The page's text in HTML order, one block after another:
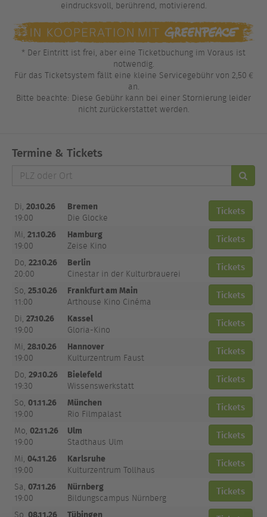
eindrucksvoll, berührend, motivierend.
* Der Eintritt ist frei, aber eine Ticketbuchung im Voraus ist
notwendig.
Für das Ticketsystem fällt eine kleine Servicegebühr von 2,50 €
an.
Bitte beachte: Diese Gebühr kann bei einer Stornierung leider
nicht zurückerstattet werden.
Termine & Tickets
PLZ
oder
Di,20.10.26
19:00
Bremen
Die Glocke
Tickets
Mi,21.10.26
19:00
Hamburg
Zeise Kino
Tickets
Do,22.10.26
20:00
Berlin
Cinestar in der Kulturbrauerei
Tickets
So,25.10.26
11:00
Frankfurt am Main
Arthouse Kino Cinéma
Tickets
Di,27.10.26
19:00
Kassel
Gloria-Kino
Tickets
Mi,28.10.26
19:00
Hannover
Kulturzentrum Faust
Tickets
Do,29.10.26
19:30
Bielefeld
Wissenswerkstatt
Tickets
So,01.11.26
19:00
München
Rio Filmpalast
Tickets
Mo,02.11.26
19:00
Ulm
Stadthaus Ulm
Tickets
Mi,04.11.26
19:00
Karlsruhe
Kulturzentrum Tollhaus
Tickets
Sa,07.11.26
19:00
Nürnberg
Bildungscampus Nürnberg
Tickets
08.11.26 Tübingen